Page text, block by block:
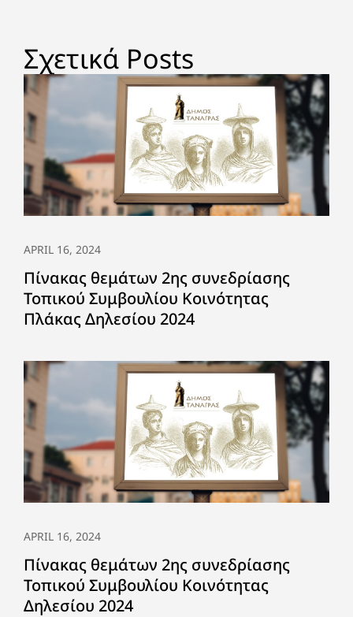
Σχετικά Posts
APRIL 16, 2024
Πίνακας θεμάτων 2ης συνεδρίασης
Τοπικού Συμβουλίου Κοινότητας
Πλάκας Δηλεσίου 2024
APRIL 16, 2024
Πίνακας θεμάτων 2ης συνεδρίασης
Τοπικού Συμβουλίου Κοινότητας
Δηλεσίου 2024